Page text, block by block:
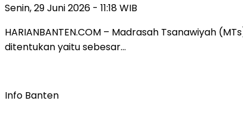
Senin, 29 Juni 2026 - 11:18 WIB
HARIANBANTEN.COM – Madrasah Tsanawiyah
ditentukan yaitu sebesar…
Info Banten